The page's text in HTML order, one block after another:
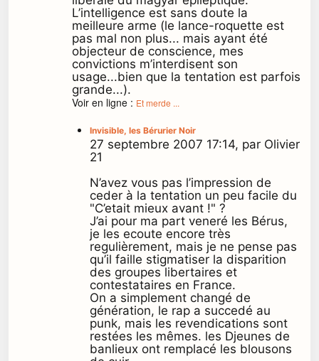
L’intelligence est sans doute la
meilleure arme (le lance-roquette est
pas mal non plus... mais ayant été
objecteur de conscience, mes
convictions m’interdisent son
usage...bien que la tentation est parfois
grande...).
Voir en ligne : Et merde ...
Invisible, les Bérurier Noir
27 septembre 2007 17:14, par Olivier
21
N’avez vous pas l’impression de
ceder à la tentation un peu facile du
"C’etait mieux avant !" ?
J’ai pour ma part veneré les Bérus,
je les ecoute encore très
regulièrement, mais je ne pense pas
qu’il faille stigmatiser la disparition
des groupes libertaires et
contestataires en France.
On a simplement changé de
génération, le rap a succedé au
punk, mais les revendications sont
restées les mêmes. les Djeunes de
banlieux ont remplacé les blousons